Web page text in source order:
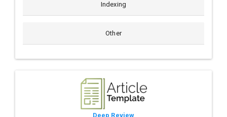
Indexing
Other
Deep Review